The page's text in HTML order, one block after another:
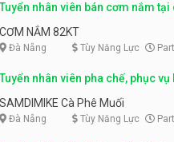
Tuyển nhân viên bán cơm nắm tại
trường
CƠM NẮM 82KT
Đà Nẵng Tùy Năng Lực
Tuyển nhân viên pha chế, phục vụ
parttime
SAMDIMIKE Cà Phê Muối
Đà Nẵng Tùy Năng Lực